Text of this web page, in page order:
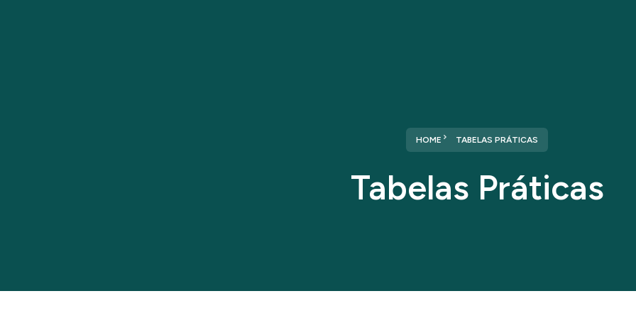
HOME TABELAS PRÁTICAS
Tabelas Práticas